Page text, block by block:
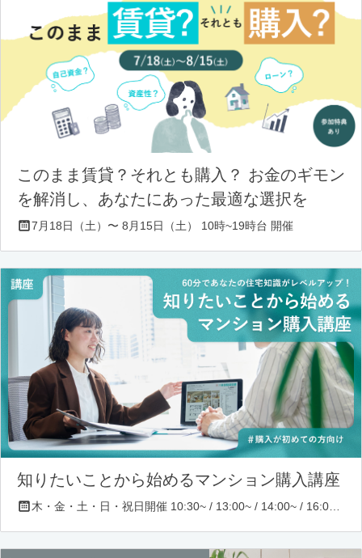
このまま賃貸？それとも購入？ お金のギモン
を解消し、あなたにあった最適な選択を
7月18日（土）〜 8月15日（土） 10時~19時台 開催
知りたいことから始めるマンション購入講座